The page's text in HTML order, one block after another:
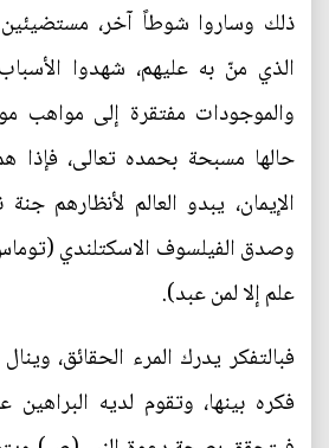
ذلك وساروا شوطاً آخر، مستضيئين
الذي منّ به عليهم، شهدوا
والموجودات مفتقرة إلى مواهب
حالها مسبحة بحمده تعالى،
الإيمان، يبدو العالم لأنظارهم
وصدق الفيلسوف الاسكتلندي
علم إلا لمن عبد).
فبالتفكر يدرك المرء الحقائق،
فكره بينها، وتقوم لديه